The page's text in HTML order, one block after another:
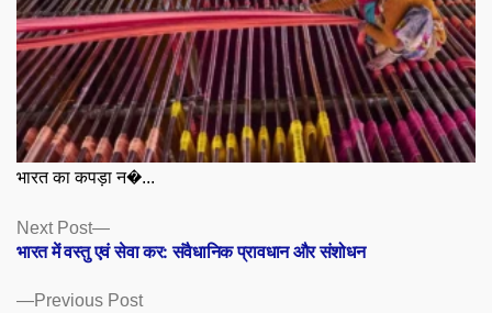
भारत का कपड़ा न�...
Posts
navigation
Previous PostPrevious
Next Post
Next
post:
भारत में वस्तु एवं सेवा कर: संवैधानिक प्रावधान और संशोधन